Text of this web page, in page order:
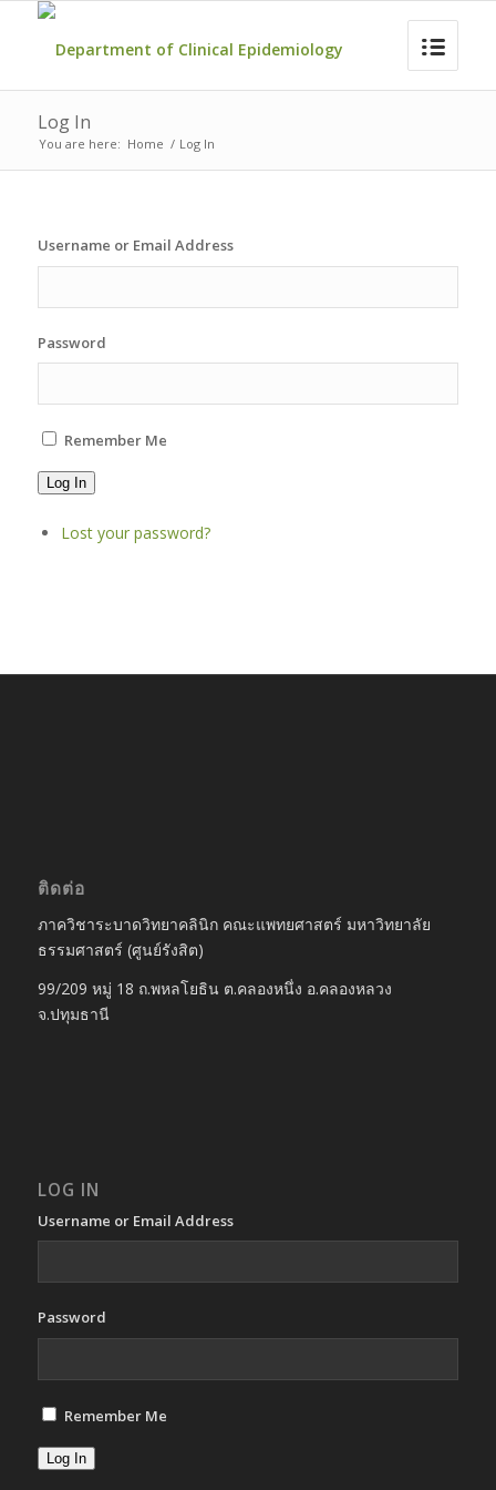
Log In
You are here: Home / Log In
Username or Email Address
Password
Remember Me
Log In
Lost your password?
ติดต่อ
ภาควิชาระบาดวิทยาคลินิก คณะแพทยศาสตร์ มหาวิทยาลัย
ธรรมศาสตร์ (ศูนย์รังสิต)
99/209 หมู่ 18 ถ.พหลโยธิน ต.คลองหนึ่ง อ.คลองหลวง
จ.ปทุมธานี
LOG IN
Username or Email Address
Password
Remember Me
Log In